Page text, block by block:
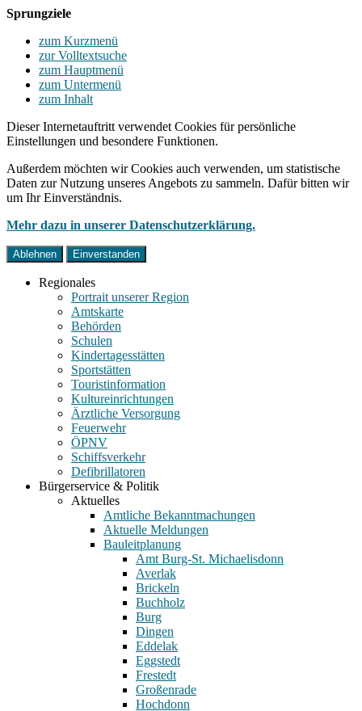
Sprungziele
zum Kurzmenü
zur Volltextsuche
zum Hauptmenü
zum Untermenü
zum Inhalt
Dieser Internetauftritt verwendet Cookies für persönliche
Einstellungen und besondere Funktionen.
Außerdem möchten wir Cookies auch verwenden, um statistische
Daten zur Nutzung unseres Angebots zu sammeln. Dafür bitten wir
um Ihr Einverständnis.
Mehr dazu in unserer Datenschutzerklärung.
Ablehnen Einverstanden
Regionales
Portrait unserer Region
Amtskarte
Behörden
Schulen
Kindertagesstätten
Sportstätten
Touristinformation
Kultureinrichtungen
Ärztliche Versorgung
Feuerwehr
ÖPNV
Schiffsverkehr
Defibrillatoren
Bürgerservice & Politik
Aktuelles
Amtliche Bekanntmachungen
Aktuelle Meldungen
Bauleitplanung
Amt Burg-St. Michaelisdonn
Averlak
Brickeln
Buchholz
Burg
Dingen
Eddelak
Eggstedt
Frestedt
Großenrade
Hochdonn